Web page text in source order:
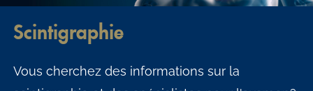
Scintigraphie
Vous cherchez des informations sur la